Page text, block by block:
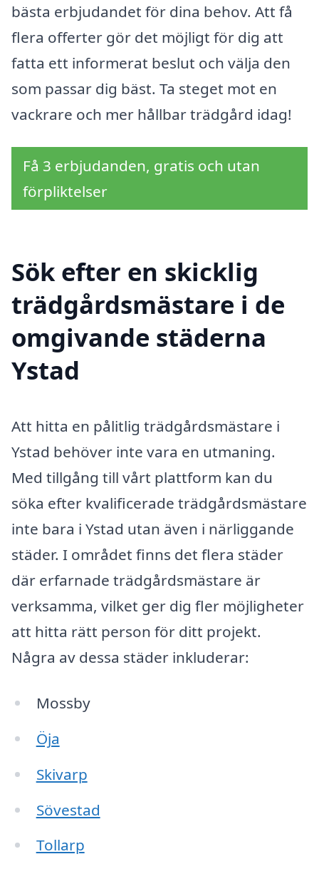
bästa erbjudandet för dina behov. Att få
flera offerter gör det möjligt för dig att
fatta ett informerat beslut och välja den
som passar dig bäst. Ta steget mot en
vackrare och mer hållbar trädgård idag!
Få 3 erbjudanden, gratis och utan
förpliktelser
Sök efter en skicklig
trädgårdsmästare i de
omgivande städerna
Ystad
Att hitta en pålitlig trädgårdsmästare i
Ystad behöver inte vara en utmaning.
Med tillgång till vårt plattform kan du
söka efter kvalificerade trädgårdsmästare
inte bara i Ystad utan även i närliggande
städer. I området finns det flera städer
där erfarnade trädgårdsmästare är
verksamma, vilket ger dig fler möjligheter
att hitta rätt person för ditt projekt.
Några av dessa städer inkluderar:
Mossby
Öja
Skivarp
Sövestad
Tollarp